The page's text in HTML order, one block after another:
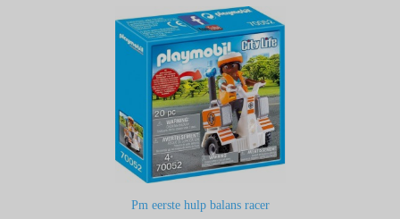
Pm eerste hulp balans racer